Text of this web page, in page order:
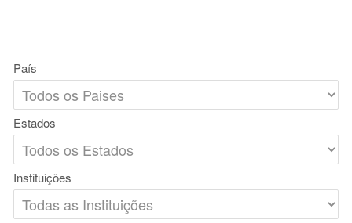
País
Estados
Instituições